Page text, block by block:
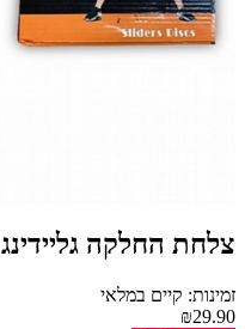
צלחת החלקה גליידינג 2 יחידות
זמינות: קיים במלאי
₪29.90